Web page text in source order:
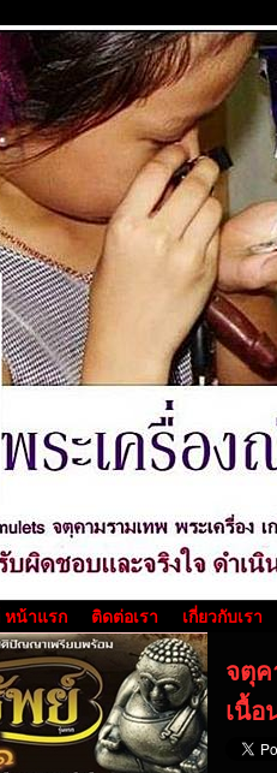
หน้าแรก ติดต่อเรา เกี่ยวกับเรา
จตุค
เนื้อ